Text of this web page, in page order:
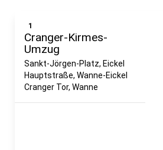
1
Cranger-Kirmes-
Umzug
Sankt-Jörgen-Platz, Eickel
Hauptstraße, Wanne-Eickel
Cranger Tor, Wanne